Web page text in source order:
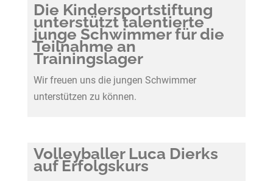
Die Kindersportstiftung
unterstützt talentierte
junge Schwimmer für die
Teilnahme an
Trainingslager
Wir freuen uns die jungen Schwimmer
unterstützen zu können.
Volleyballer Luca Dierks
auf Erfolgskurs